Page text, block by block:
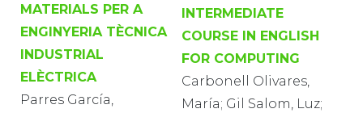
MATERIALS PER A
ENGINYERIA TÈCNICA
INDUSTRIAL
ELÈCTRICA
Parres García,
INTERMEDIATE
COURSE IN ENGLISH
FOR COMPUTING
Carbonell Olivares,
María; Gil Salom, Luz;